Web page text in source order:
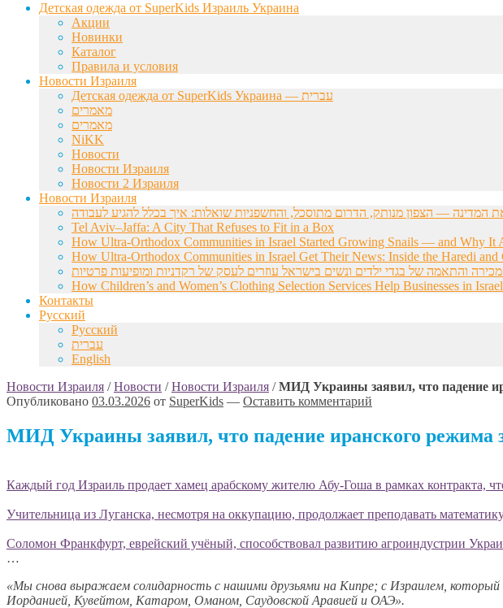
Детская одежда от SuperKids Израиль Украина
Акции
Новинки
Каталог
Правила и условия
Новости Израиля
Детская одежда от SuperKids Украина — עברית
מאמרים
מאמרים
NiKK
Новости
Новости Израиля
Новости 2 Израиля
Новости Израиля
Tel Aviv–Jaffa: A City That Refuses to Fit in a Box
How Ultra-Orthodox Communities in Israel Started Growing Snails — and Why It
How Ultra-Orthodox Communities in Israel Get Their News: Inside the Haredi and
והתאמה של בגדי ילדים ונשים בישראל עוזרים לעסק של רקדניות ומופיעות פרטיות
How Children’s and Women’s Clothing Selection Services Help Businesses in
Контакты
Русский
Русский
עברית
English
Новости Израиля /Новости /Новости Израиля /МИД Украины заявил, что падение
Опубликовано 03.03.2026 от SuperKids — Оставить комментарий
МИД Украины заявил, что падение иранского режима
Каждый год Израиль продает хамец арабскому жителю Абу-Гоша в рамках контракта,
Учительница из Луганска, несмотря на оккупацию, продолжает преподавать
Соломон Франкфурт, еврейский учёный, способствовал развитию агроиндустрии
…
«Мы снова выражаем солидарность с нашими друзьями на Кипре; с Израилем,
Иорданией, Кувейтом, Катаром, Оманом, Саудовской Аравией и ОАЭ».